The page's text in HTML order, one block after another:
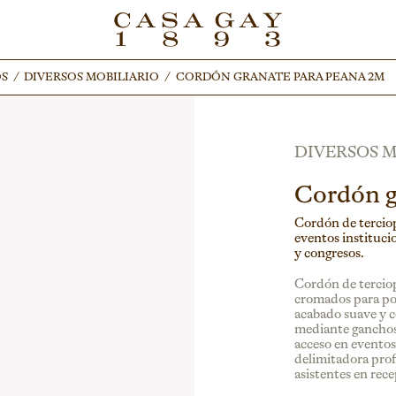
/ DIVERSOS MOBILIARIO / CORDÓN GRANATE PARA PEANA 2M
/ DIVERSOS MOBILIARIO / CORDÓN GRANATE PARA PEANA 2M
DIVERSOS
Cordón
Cordón de
eventos
y congresos.
Cordón de
cromados para
acabado suave y
mediante
acceso en
delimitadora
asistentes en